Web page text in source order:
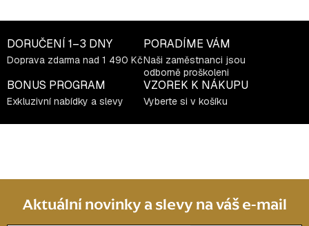
i
s
u
DORUČENÍ 1–3 DNY
Doprava zdarma nad 1 490 Kč
PORADÍME VÁM
Naši zaměstnanci jsou
odborně proškoleni
BONUS PROGRAM
Exkluzivní nabídky a slevy
VZOREK K NÁKUPU
Vyberte si v košíku
Aktuální novinky a slevy na váš e-mail